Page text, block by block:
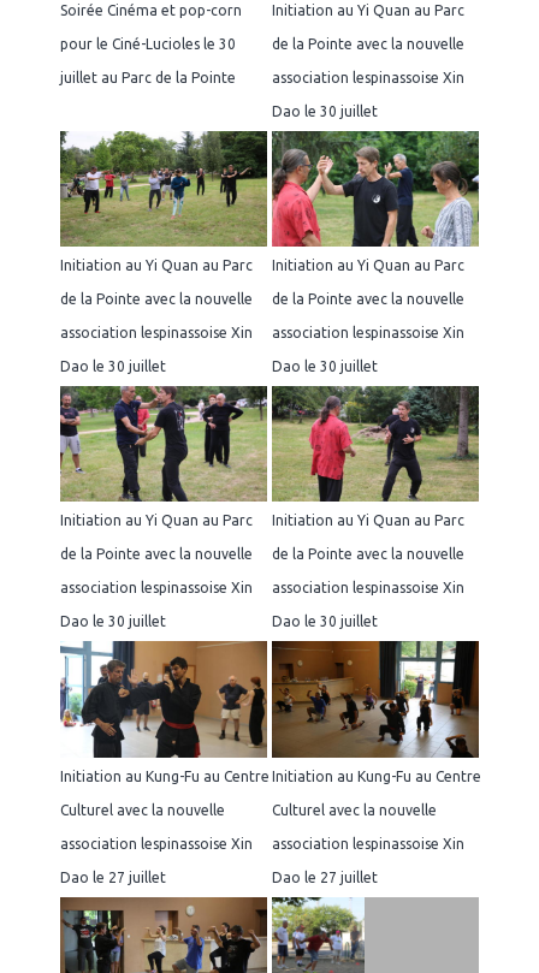
Soirée Cinéma et pop-corn
pour le Ciné-Lucioles le 30
juillet au Parc de la Pointe
Initiation au Yi Quan au Parc
de la Pointe avec la nouvelle
association lespinassoise Xin
Dao le 30 juillet
Initiation au Yi Quan au Parc
de la Pointe avec la nouvelle
association lespinassoise Xin
Dao le 30 juillet
Initiation au Yi Quan au Parc
de la Pointe avec la nouvelle
association lespinassoise Xin
Dao le 30 juillet
Initiation au Yi Quan au Parc
de la Pointe avec la nouvelle
association lespinassoise Xin
Dao le 30 juillet
Initiation au Yi Quan au Parc
de la Pointe avec la nouvelle
association lespinassoise Xin
Dao le 30 juillet
Initiation au Kung-Fu au Centre
Culturel avec la nouvelle
association lespinassoise Xin
Dao le 27 juillet
Initiation au Kung-Fu au Centre
Culturel avec la nouvelle
association lespinassoise Xin
Dao le 27 juillet